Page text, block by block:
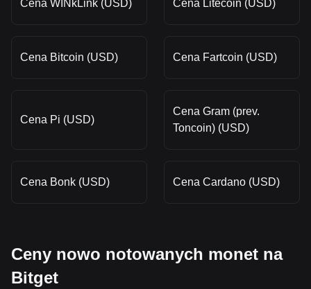
Cena WINkLink (USD) Cena Litecoin (USD)
Cena Bitcoin (USD) Cena Fartcoin (USD)
Cena Pi (USD)
Cena Gram (prev.
Toncoin) (USD)
Cena Bonk (USD) Cena Cardano (USD)
Ceny nowo notowanych monet na
Bitget